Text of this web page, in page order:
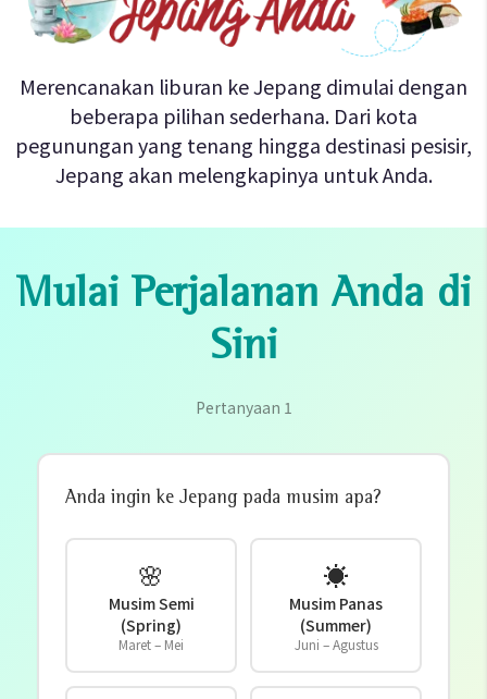
Merencanakan liburan ke Jepang dimulai dengan
beberapa pilihan sederhana. Dari kota
pegunungan yang tenang hingga destinasi pesisir,
Jepang akan melengkapinya untuk Anda.
Mulai Perjalanan Anda di
Sini
Pertanyaan 1
Anda ingin ke Jepang pada musim apa?
🌸
Musim Semi
(Spring)
Maret – Mei
☀️
Musim Panas
(Summer)
Juni – Agustus